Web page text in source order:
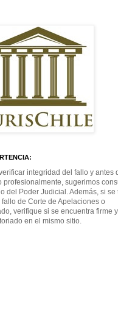
integridad del fallo y antes
profesionalmente, sugerimos
del Poder Judicial. Además, si se
fallo de Corte de Apelaciones o
verifique si se encuentra firme y
en el mismo sitio.